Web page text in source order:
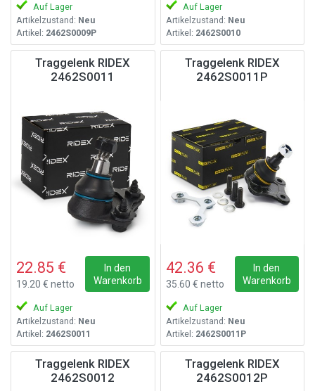
Auf Lager
Artikelzustand: Neu
Artikel: 2462S0009P
Auf Lager
Artikelzustand: Neu
Artikel: 2462S0010
Traggelenk RIDEX
2462S0011
22.85 €
19.20 € netto
In den
Warenkorb
Auf Lager
Artikelzustand: Neu
Artikel: 2462S0011
Traggelenk RIDEX
2462S0011P
42.36 €
35.60 € netto
In den
Warenkorb
Auf Lager
Artikelzustand: Neu
Artikel: 2462S0011P
Traggelenk RIDEX
2462S0012
Traggelenk RIDEX
2462S0012P